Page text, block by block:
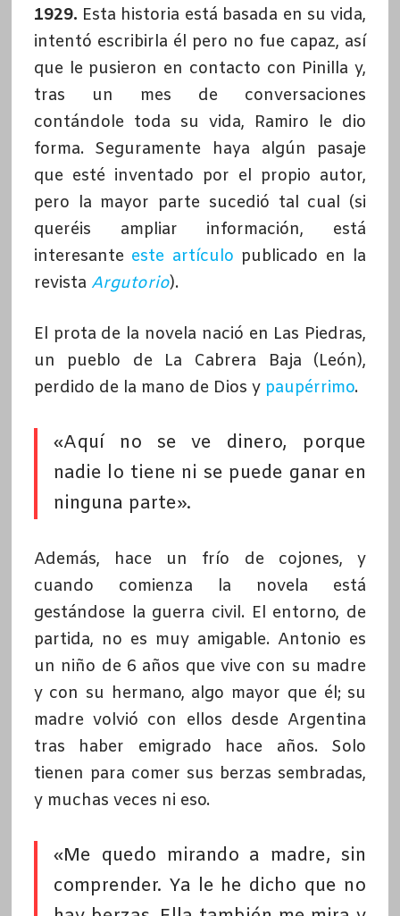
1929. Esta historia está basada en su vida,
intentó escribirla él pero no fue capaz, así
que le pusieron en contacto con Pinilla y,
tras un mes de conversaciones
contándole toda su vida, Ramiro le dio
forma. Seguramente haya algún pasaje
que esté inventado por el propio autor,
pero la mayor parte sucedió tal cual (si
queréis ampliar información, está
interesante este artículo publicado en la
revista Argutorio).
El prota de la novela nació en Las Piedras,
un pueblo de La Cabrera Baja (León),
perdido de la mano de Dios y paupérrimo.
«Aquí no se ve dinero, porque
nadie lo tiene ni se puede ganar en
ninguna parte».
Además, hace un frío de cojones, y
cuando comienza la novela está
gestándose la guerra civil. El entorno, de
partida, no es muy amigable. Antonio es
un niño de 6 años que vive con su madre
y con su hermano, algo mayor que él; su
madre volvió con ellos desde Argentina
tras haber emigrado hace años. Solo
tienen para comer sus berzas sembradas,
y muchas veces ni eso.
«Me quedo mirando a madre, sin
comprender. Ya le he dicho que no